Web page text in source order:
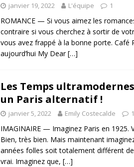
janvier 19, 2022 L'équipe 1
ROMANCE — Si vous aimez les
contraire si vous cherchez à sortir de
vous avez frappé à la bonne porte. Café
aujourd’hui My Dear[…]
Les Temps
un Paris alternatif !
janvier 5, 2022 Emily Costecalde 1
IMAGINAIRE — Imaginez Paris en 1925.
Bien, très bien. Mais maintenant
années folles soit totalement différent de
vrai. Imaginez que, […]